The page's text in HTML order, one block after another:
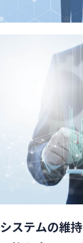
システムの維